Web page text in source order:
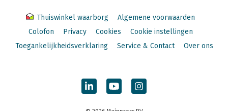
Thuiswinkel waarborg
Algemene voorwaarden
Colofon
Privacy Cookies
Cookie instellingen
Toegankelijkheidsverklaring
Service & Contact Over ons